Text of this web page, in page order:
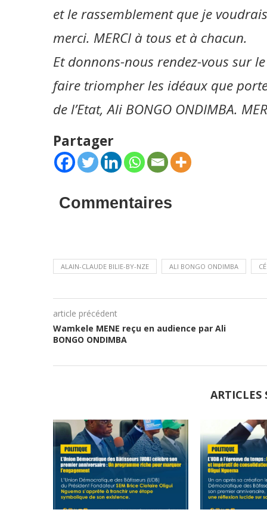
et le rassemblement que je
merci. MERCI à tous et à chacun.
Et donnons-nous rendez-vous sur
faire triompher les idéaux que
de l’Etat, Ali BONGO ONDIMBA.
Partager
Commentaires
ALAIN-CLAUDE BILIE-BY-NZE ALI BONGO ONDIMBA
article précédent
Wamkele MENE reçu en audience par Ali
BONGO ONDIMBA
ARTICLES